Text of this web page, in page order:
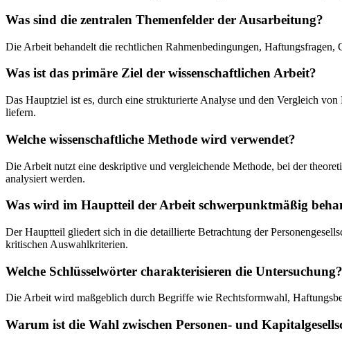
Was sind die zentralen Themenfelder der Ausarbeitung?
Die Arbeit behandelt die rechtlichen Rahmenbedingungen, Haftungsfragen,
Was ist das primäre Ziel der wissenschaftlichen Arbeit?
Das Hauptziel ist es, durch eine strukturierte Analyse und den Vergleich
liefern.
Welche wissenschaftliche Methode wird verwendet?
Die Arbeit nutzt eine deskriptive und vergleichende Methode, bei der
analysiert werden.
Was wird im Hauptteil der Arbeit schwerpunktmäßig
Der Hauptteil gliedert sich in die detaillierte Betrachtung der
kritischen Auswahlkriterien.
Welche Schlüsselwörter charakterisieren die Untersuchung?
Die Arbeit wird maßgeblich durch Begriffe wie Rechtsformwahl,
Warum ist die Wahl zwischen Personen- und